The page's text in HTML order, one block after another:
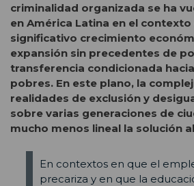
criminalidad organizada se ha
en América Latina en el
significativo crecimiento
expansión sin precedentes de
transferencia condicionada
pobres. En este plano, la
realidades de exclusión y
sobre varias generaciones de
mucho menos lineal la solución
En contextos en que el
precariza y en que la